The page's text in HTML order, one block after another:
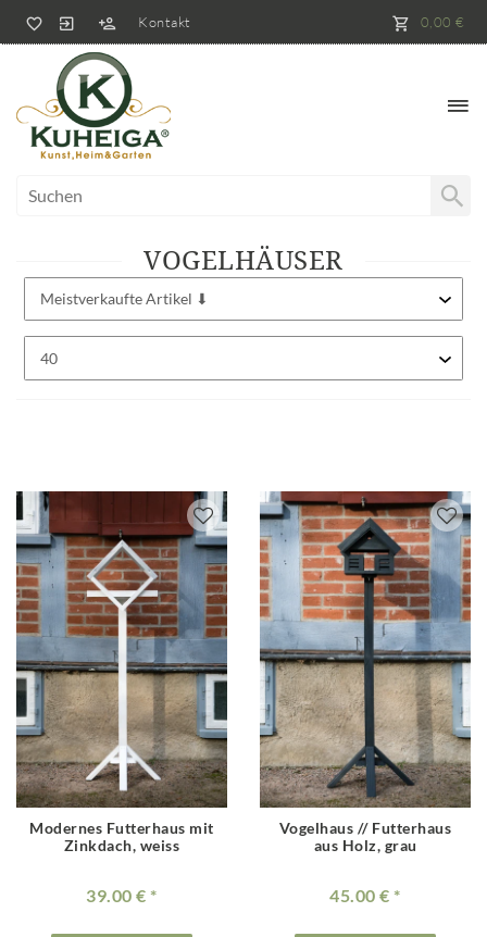
Kontakt 0,00 €
VOGELHÄUSER
Modernes Futterhaus mit
Zinkdach, weiss
39.00 €
Vogelhaus // Futterhaus
aus Holz, grau
45.00 €